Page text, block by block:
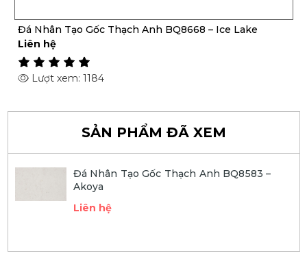
Đá Nhân Tạo Gốc Thạch Anh BQ8668 – Ice Lake
Liên hệ
Lượt xem: 1184
SẢN PHẨM ĐÃ XEM
Đá Nhân Tạo Gốc Thạch Anh BQ8583 –
Akoya
Liên hệ